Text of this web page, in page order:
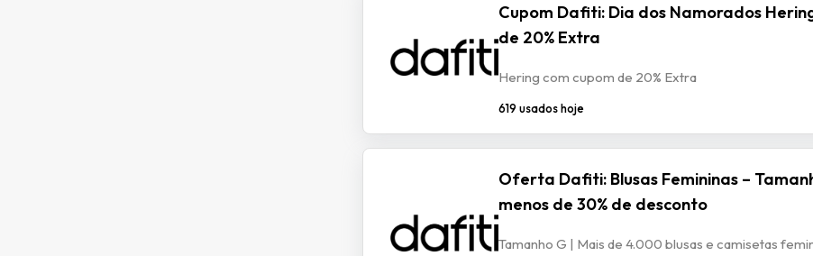
Cupom Dafiti: Dia dos Namorados
de 20% Extra
Hering com cupom de 20% Extra
619 usados hoje
Oferta Dafiti: Blusas Femininas –
menos de 30% de desconto
Tamanho G | Mais de 4.000 blusas e camisetas